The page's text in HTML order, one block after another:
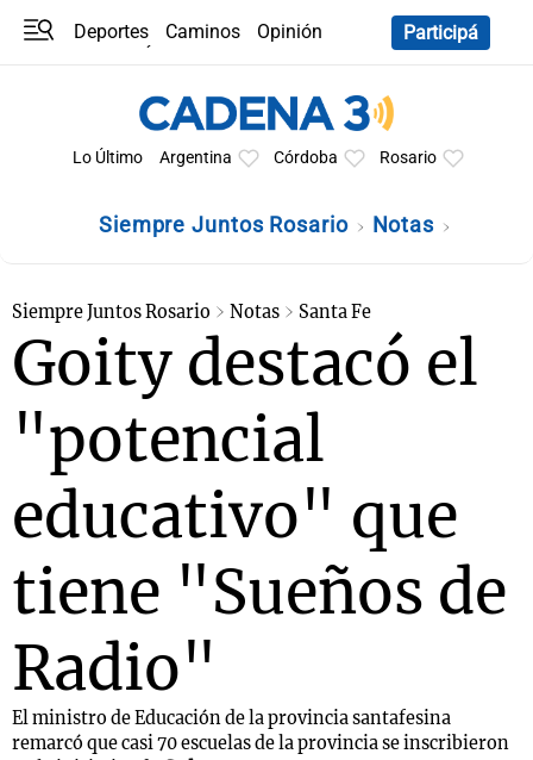
Deportes Caminos
Opinión
Participá
Lo Último Argentina Córdoba Rosario
Siempre Juntos Rosario Notas
Siempre Juntos Rosario Notas Santa Fe
Goity destacó el
"potencial
educativo" que
tiene "Sueños de
Radio"
El ministro de Educación de la provincia santafesina
remarcó que casi 70 escuelas de la provincia se inscribieron